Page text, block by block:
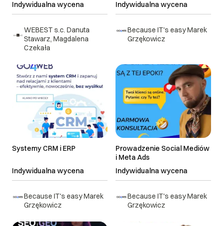
WEBEST s.c. Danuta
Stawarz, Magdalena
Czekała
Indywidualna wycena
Because IT's easy Marek
Grzękowicz
Indywidualna wycena
Because IT's easy Marek
Grzękowicz
Systemy CRM i ERP
Indywidualna wycena
Because IT's easy Marek
Grzękowicz
Prowadzenie Social Mediów
i Meta Ads
Indywidualna wycena